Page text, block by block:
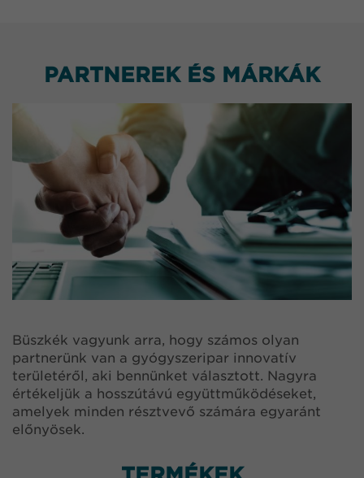
PARTNEREK ÉS MÁRKÁK
Büszkék vagyunk arra, hogy számos olyan
partnerünk van a gyógyszeripar innovatív
területéről, aki bennünket választott. Nagyra
értékeljük a hosszútávú együttműködéseket,
amelyek minden résztvevő számára egyaránt
előnyösek.